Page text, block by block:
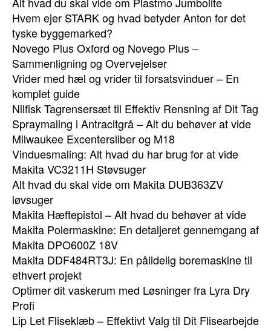
Hvem ejer STARK og hvad betyder Anton for det
tyske byggemarked?
Novego Plus Oxford og Novego Plus –
Sammenligning og Overvejelser
Vrider med hæl og vrider til forsatsvinduer – En
komplet guide
Nilfisk Tagrensersæt til Effektiv Rensning af Dit Tag
Spraymaling i Antracitgrå – Alt du behøver at vide
Milwaukee Excentersliber og M18
Vinduesmaling: Alt hvad du har brug for at vide
Makita VC3211H Støvsuger
Alt hvad du skal vide om Makita DUB363ZV
løvsuger
Makita Hæftepistol – Alt hvad du behøver at vide
Makita Polermaskine: En detaljeret gennemgang af
Makita DPO600Z 18V
Makita DDF484RT3J: En pålidelig boremaskine til
ethvert projekt
Optimer dit vaskerum med Løsninger fra Lyra Dry
Profi
Lip Let Fliseklæb – Effektivt Valg til Dit Flisearbejde